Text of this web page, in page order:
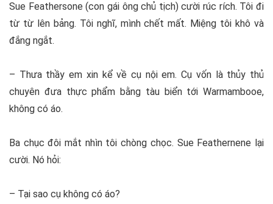
Sue Feathersone (con gái ông chủ tịch) cười rúc rích. Tôi đi
từ từ lên bảng. Tôi nghĩ, mình chết mất. Miệng tôi khô và
đắng ngắt.
– Thưa thầy em xin kể về cụ nội em. Cụ vốn là thủy thủ
chuyên đưa thực phẩm bằng tàu biển tới Warmambooe,
không có áo.
Ba chục đôi mắt nhìn tôi chòng chọc. Sue Feathernene lại
cười. Nó hỏi:
– Tại sao cụ không có áo?